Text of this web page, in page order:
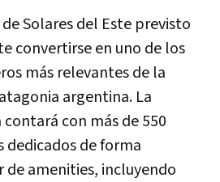
Solares del Este previsto
convertirse en uno de los
más relevantes de la
argentina. La
con más de 550
dedicados de forma
de amenities, incluyendo